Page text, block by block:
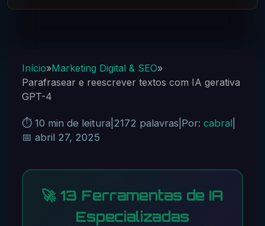
Início»Marketing Digital & SEO»
Parafrasear e reescrever textos com IA gerativa
GPT-4
⏱️ 10 min de leitura 2172 palavras Por: cabral|
📅 abril 27, 2025
🚀 13 Ferramentas de IA
Especializadas